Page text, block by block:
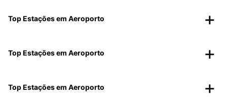
Top Estações em Aeroporto
Top Estações em Aeroporto
Top Estações em Aeroporto